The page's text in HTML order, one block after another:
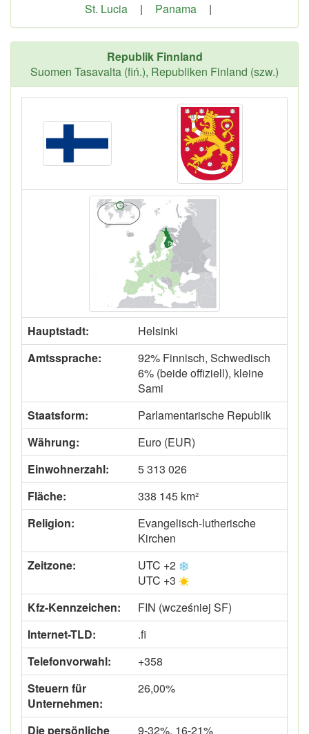
St. Lucia
| Panama |
Republik Finnland
Suomen Tasavalta (fiń.), Republiken Finland (szw.)
Hauptstadt:
Helsinki
Amtssprache:
92% Finnisch, Schwedisch
6% (beide offiziell), kleine
Sami
Staatsform:
Parlamentarische Republik
Währung:
Euro (EUR)
Einwohnerzahl:
5 313 026
Fläche:
338 145 km²
Religion:
Evangelisch-lutherische
Kirchen
Zeitzone:
UTC +2
UTC +3
Kfz-Kennzeichen:
FIN (wcześniej SF)
Internet-TLD:
.fi
Telefonvorwahl:
+358
Steuern für
Unternehmen:
26,00%
Die persönliche 9-32%, 16-21%